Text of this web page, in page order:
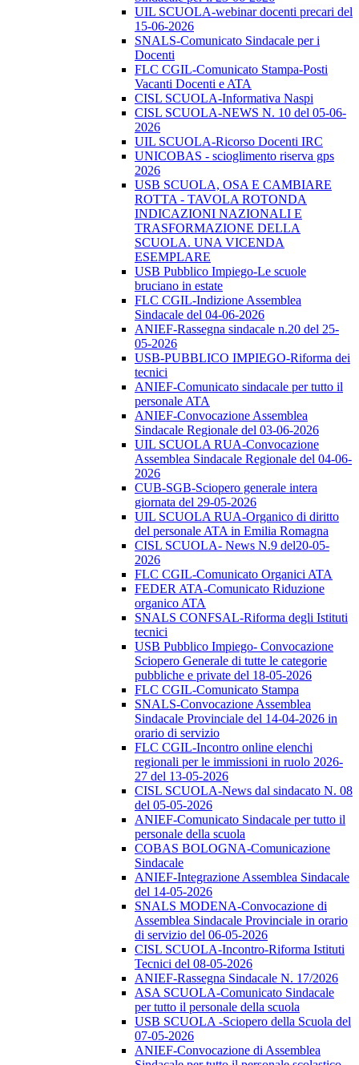
UIL SCUOLA-webinar docenti precari del
15-06-2026
SNALS-Comunicato Sindacale per i
Docenti
FLC CGIL-Comunicato Stampa-Posti
Vacanti Docenti e ATA
CISL SCUOLA-Informativa Naspi
CISL SCUOLA-NEWS N. 10 del 05-06-
2026
UIL SCUOLA-Ricorso Docenti IRC
UNICOBAS - scioglimento riserva gps
2026
USB SCUOLA, OSA E CAMBIARE
ROTTA - TAVOLA ROTONDA
INDICAZIONI NAZIONALI E
TRASFORMAZIONE DELLA
SCUOLA. UNA VICENDA
ESEMPLARE
USB Pubblico Impiego-Le scuole
bruciano in estate
FLC CGIL-Indizione Assemblea
Sindacale del 04-06-2026
ANIEF-Rassegna sindacale n.20 del 25-
05-2026
USB-PUBBLICO IMPIEGO-Riforma dei
tecnici
ANIEF-Comunicato sindacale per tutto il
personale ATA
ANIEF-Convocazione Assemblea
Sindacale Regionale del 03-06-2026
UIL SCUOLA RUA-Convocazione
Assemblea Sindacale Regionale del 04-06-
2026
CUB-SGB-Sciopero generale intera
giornata del 29-05-2026
UIL SCUOLA RUA-Organico di diritto
del personale ATA in Emilia Romagna
CISL SCUOLA- News N.9 del20-05-
2026
FLC CGIL-Comunicato Organici ATA
FEDER ATA-Comunicato Riduzione
organico ATA
SNALS CONFSAL-Riforma degli Istituti
tecnici
USB Pubblico Impiego- Convocazione
Sciopero Generale di tutte le categorie
pubbliche e private del 18-05-2026
FLC CGIL-Comunicato Stampa
SNALS-Convocazione Assemblea
Sindacale Provinciale del 14-04-2026 in
orario di servizio
FLC CGIL-Incontro online elenchi
regionali per le immissioni in ruolo 2026-
27 del 13-05-2026
CISL SCUOLA-News dal sindacato N. 08
del 05-05-2026
ANIEF-Comunicato Sindacale per tutto il
personale della scuola
COBAS BOLOGNA-Comunicazione
Sindacale
ANIEF-Integrazione Assemblea Sindacale
del 14-05-2026
SNALS MODENA-Convocazione di
Assemblea Sindacale Provinciale in orario
di servizio del 06-05-2026
CISL SCUOLA-Incontro-Riforma Istituti
Tecnici del 08-05-2026
ANIEF-Rassegna Sindacale N. 17/2026
ASA SCUOLA-Comunicato Sindacale
per tutto il personale della scuola
USB SCUOLA -Sciopero della Scuola del
07-05-2026
ANIEF-Convocazione di Assemblea